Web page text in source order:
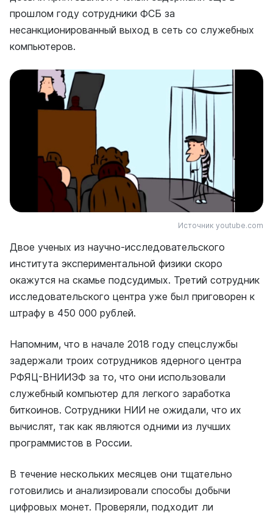
прошлом году сотрудники ФСБ за
несанкционированный выход в сеть со служебных
компьютеров.
Источник youtube.com
Двое ученых из научно-исследовательского
института экспериментальной физики скоро
окажутся на скамье подсудимых. Третий сотрудник
исследовательского центра уже был приговорен к
штрафу в 450 000 рублей.
Напомним, что в начале 2018 году спецслужбы
задержали троих сотрудников ядерного центра
РФЯЦ-ВНИИЭФ за то, что они использовали
служебный компьютер для легкого заработка
биткоинов. Сотрудники НИИ не ожидали, что их
вычислят, так как являются одними из лучших
программистов в России.
В течение нескольких месяцев они тщательно
готовились и анализировали способы добычи
цифровых монет. Проверяли, подходит ли